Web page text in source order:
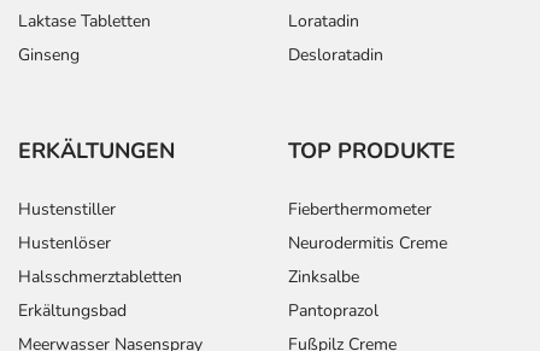
Laktase Tabletten
Ginseng
Loratadin
Desloratadin
ERKÄLTUNGEN
Hustenstiller
Hustenlöser
Halsschmerztabletten
Erkältungsbad
Meerwasser Nasenspray
TOP PRODUKTE
Fieberthermometer
Neurodermitis Creme
Zinksalbe
Pantoprazol
Fußpilz Creme